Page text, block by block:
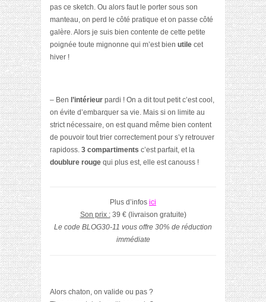
pas ce sketch. Ou alors faut le porter sous son
manteau, on perd le côté pratique et on passe côté
galère. Alors je suis bien contente de cette petite
poignée toute mignonne qui m’est bien utile cet
hiver !
– Ben l’intérieur pardi ! On a dit tout petit c’est cool,
on évite d’embarquer sa vie. Mais si on limite au
strict nécessaire, on est quand même bien content
de pouvoir tout trier correctement pour s’y retrouver
rapidoss. 3 compartiments c’est parfait, et la
doublure rouge qui plus est, elle est canouss !
Plus d’infos ici
Son prix :39 € (livraison gratuite)
Le code BLOG30-11 vous offre 30% de réduction
immédiate
Alors chaton, on valide ou pas ?